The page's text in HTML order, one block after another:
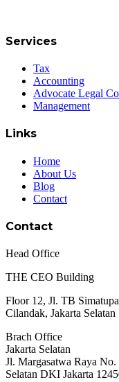
Services
Tax
Accounting
Advocate Legal
Management
Links
Home
About Us
Blog
Contact
Contact
Head Office
THE CEO Building
Floor 12, Jl. TB
Cilandak, Jakarta Selatan
Brach Office
Jakarta Selatan
Jl. Margasatwa Raya
Selatan DKI Jakarta